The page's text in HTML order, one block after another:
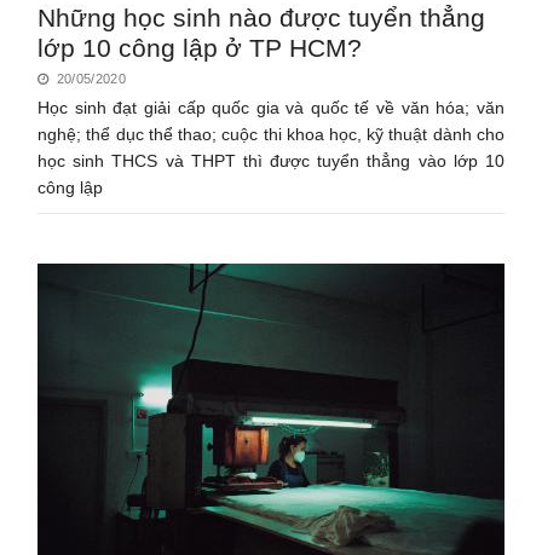
Những học sinh nào được tuyển thẳng
lớp 10 công lập ở TP HCM?
20/05/2020
Học sinh đạt giải cấp quốc gia và quốc tế về văn hóa; văn
nghệ; thể dục thể thao; cuộc thi khoa học, kỹ thuật dành cho
học sinh THCS và THPT thì được tuyển thẳng vào lớp 10
công lập